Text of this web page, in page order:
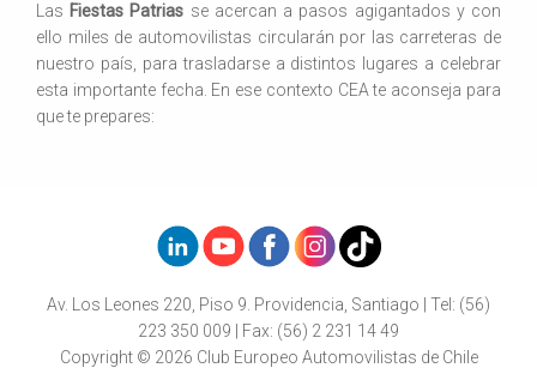
Las Fiestas Patrias se acercan a pasos agigantados y con
ello miles de automovilistas circularán por las carreteras de
nuestro país, para trasladarse a distintos lugares a celebrar
esta importante fecha. En ese contexto CEA te aconseja para
que te prepares:
Av. Los Leones 220, Piso 9. Providencia, Santiago | Tel: (56)
223 350 009 | Fax: (56) 2 231 14 49
Copyright © 2026 Club Europeo Automovilistas de Chile